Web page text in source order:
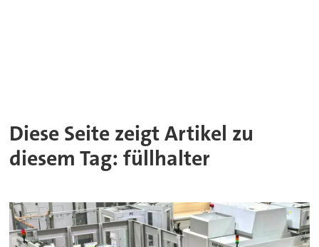
Diese Seite zeigt Artikel zu
diesem Tag: füllhalter